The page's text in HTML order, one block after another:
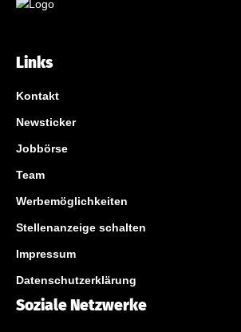
Links
Kontakt
Newsticker
Jobbörse
Team
Werbemöglichkeiten
Stellenanzeige schalten
Impressum
Datenschutzerklärung
Soziale Netzwerke